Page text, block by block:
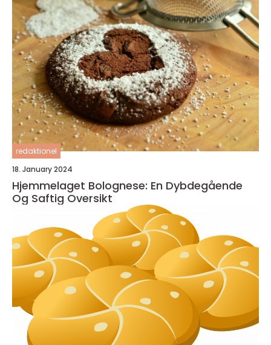
redaktionel
18. January 2024
Hjemmelaget Bolognese: En Dybdegående
Og Saftig Oversikt